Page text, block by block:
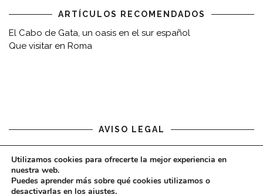
ARTÍCULOS RECOMENDADOS
El Cabo de Gata, un oasis en el sur español
Que visitar en Roma
AVISO LEGAL
Aviso legal
Utilizamos cookies para ofrecerte la mejor experiencia en
nuestra web.
Puedes aprender más sobre qué cookies utilizamos o
desactivarlas en los ajustes.